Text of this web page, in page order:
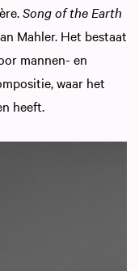
Song of the Earth
Mahler. Het bestaat
mannen- en
waar het
heeft.